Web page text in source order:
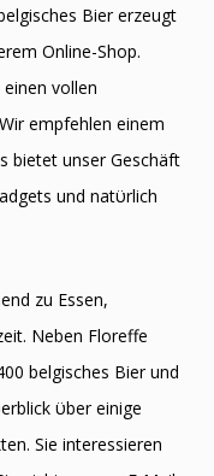
Bier erzeugt
Online-Shop.
vollen
empfehlen einem
bietet unser Geschäft
und natϋrlich
zu Essen,
Neben Floreffe
belgisches Bier und
ϋber einige
Sie interessieren